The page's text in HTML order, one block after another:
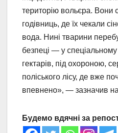
територію вольєра. Вони
годівниць, де їх чекали
вода. Нині тварини
безпеці — у
гектарів, під охороною,
поліського лісу, де вже
впевнено», — зазначив
Будемо вдячні за